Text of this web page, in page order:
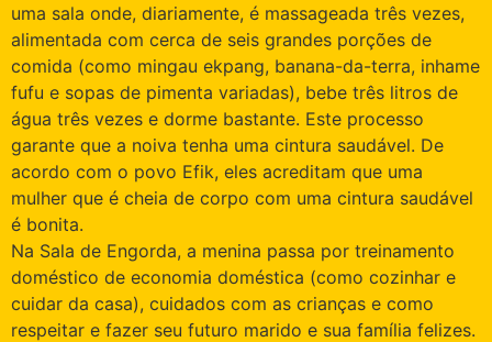
uma sala onde, diariamente, é massageada três vezes,
alimentada com cerca de seis grandes porções de
comida (como mingau ekpang, banana-da-terra, inhame
fufu e sopas de pimenta variadas), bebe três litros de
água três vezes e dorme bastante. Este processo
garante que a noiva tenha uma cintura saudável. De
acordo com o povo Efik, eles acreditam que uma
mulher que é cheia de corpo com uma cintura saudável
é bonita.
Na Sala de Engorda, a menina passa por treinamento
doméstico de economia doméstica (como cozinhar e
cuidar da casa), cuidados com as crianças e como
respeitar e fazer seu futuro marido e sua família felizes.